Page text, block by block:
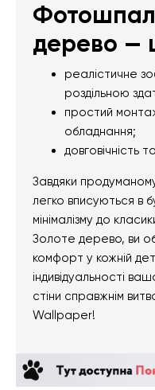
дерево —
реалістичне
роздільною
простий
обладнання;
довговічність
Завдяки
легко вписуються в
мінімалізму до
Золоте дерево, ви
комфорт у кожній
індивідуальності
стіни справжнім
Wallpaper!